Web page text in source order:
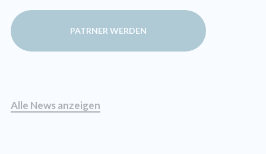
PATRNER WERDEN
Alle News anzeigen